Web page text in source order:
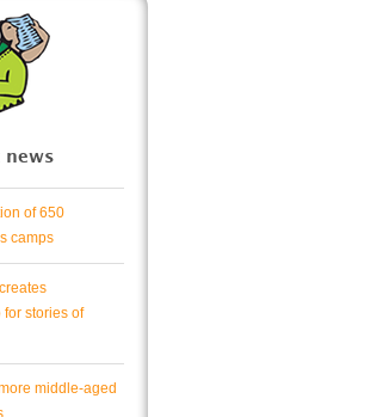
news
of 650
camps
stories of
middle-aged